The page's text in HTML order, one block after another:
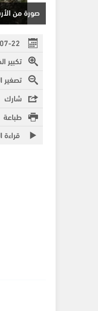
صورة من
| 16:26
تكبير
تصغير
شارك
طباعة
قراءة